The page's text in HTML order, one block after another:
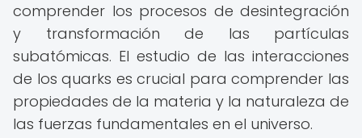
comprender los procesos de desintegración
y transformación de las partículas
subatómicas. El estudio de las interacciones
de los quarks es crucial para comprender las
propiedades de la materia y la naturaleza de
las fuerzas fundamentales en el universo.